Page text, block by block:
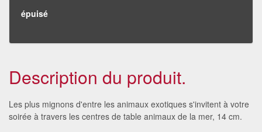
épuisé
Description du produit.
Les plus mignons d'entre les animaux exotiques s'invitent à votre
soirée à travers les centres de table animaux de la mer, 14 cm.